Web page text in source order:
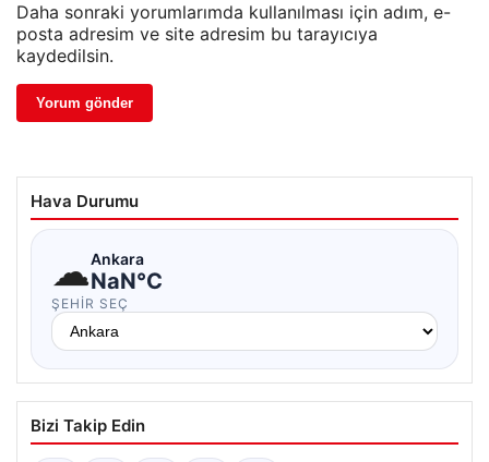
Daha sonraki yorumlarımda kullanılması için adım, e-
posta adresim ve site adresim bu tarayıcıya
kaydedilsin.
Hava Durumu
☁Ankara
NaN°C
ŞEHIR SEÇ
Bizi Takip Edin